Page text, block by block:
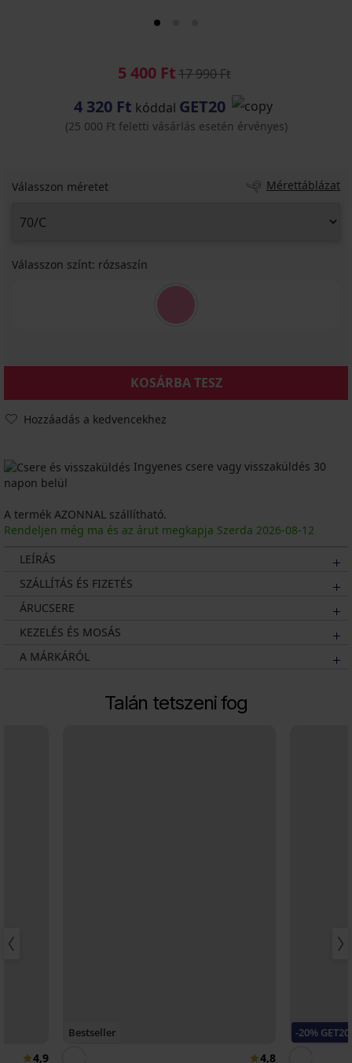
5 400 Ft17 990 Ft
4 320 Ft kóddal GET20
(25 000 Ft feletti vásárlás esetén érvényes)
Válasszon méretet Mérettáblázat
Válasszon színt: rózsaszín
KOSÁRBA TESZ
Hozzáadás a kedvencekhez
Ingyenes csere vagy visszaküldés 30
napon belül
A termék AZONNAL szállítható.
Rendeljen még ma és az árut megkapja Szerda 2026-08-12
LEÍRÁS
SZÁLLÍTÁS ÉS FIZETÉS
ÁRUCSERE
KEZELÉS ÉS MOSÁS
A MÁRKÁRÓL
Talán tetszeni fog
4,9
Bestseller
4,8
-20% GET20